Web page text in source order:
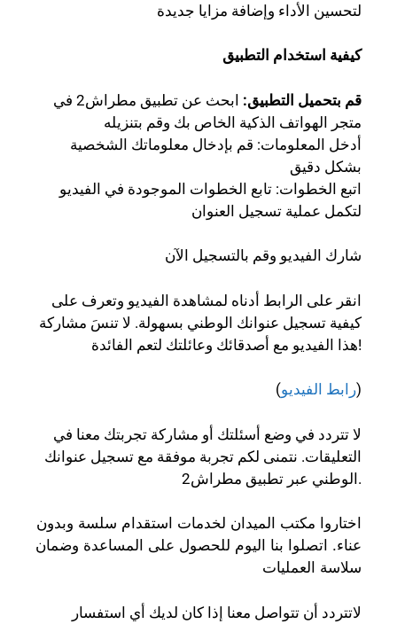
لتحسين الأداء وإضافة مزايا جديدة
كيفية استخدام التطبيق
قم بتحميل التطبيق:
ابحث عن تطبيق مطراش2 في
متجر الهواتف الذكية الخاص بك وقم بتنزيله
أدخل المعلومات: قم بإدخال معلوماتك الشخصية
بشكل دقيق
اتبع الخطوات: تابع الخطوات الموجودة في الفيديو
لتكمل عملية تسجيل العنوان
شارك الفيديو وقم بالتسجيل الآن
انقر على الرابط أدناه لمشاهدة الفيديو وتعرف على
كيفية تسجيل عنوانك الوطني بسهولة. لا تنسَ مشاركة
هذا الفيديو مع أصدقائك وعائلتك لتعم الفائدة!
(رابط الفيديو)
لا تتردد في وضع أسئلتك أو مشاركة تجربتك معنا في
التعليقات. نتمنى لكم تجربة موفقة مع تسجيل عنوانك
الوطني عبر تطبيق مطراش2.
اختاروا مكتب الميدان لخدمات استقدام سلسة وبدون
عناء. اتصلوا بنا اليوم للحصول على المساعدة وضمان
سلاسة العمليات
لاتتردد أن تتواصل معنا إذا كان لديك أي استفسار